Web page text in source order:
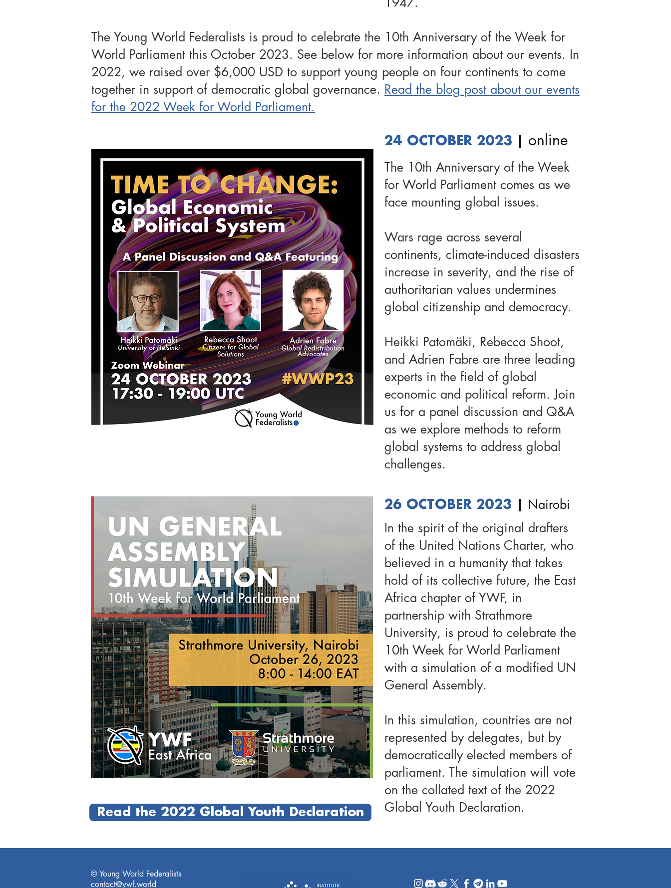
The Young World Federalists is proud to celebrate the 10th Anniversary of the Week for
World Parliament this October 2023. See below for more information about our events. In
2022, we raised over $6,000 USD to support young people on four continents to come
together in support of democratic global governance. Read the blog post about our events
for the 2022 Week for World Parliament.
24 OCTOBER 2023 online
The 10th Anniversary of the Week
for World Parliament comes as we
face mounting global issues.
Wars rage across several
continents, climate-induced disasters
increase in severity, and the rise of
authoritarian values undermines
global citizenship and democracy.
Heikki Patomäki, Rebecca Shoot,
and Adrien Fabre are three leading
experts in the field of global
economic and political reform. Join
us for a panel discussion and Q&A
as we explore methods to reform
global systems to address global
challenges.
Read the 2022 Global Youth Declaration
26 OCTOBER 2023
Nairobi
In the spirit of the original drafters
of the United Nations Charter, who
believed in a humanity that takes
hold of its collective future, the East
Africa chapter of YWF, in
partnership with Strathmore
University, is proud to celebrate the
10th Week for World Parliament
with a simulation of a modified UN
General Assembly.
In this simulation, countries are not
represented by delegates, but by
democratically elected members of
parliament. The simulation will vote
on the collated text of the 2022
Global Youth Declaration.
© Young World Federalists
contact@ywf.world